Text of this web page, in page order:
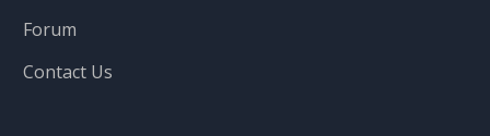
Forum
Contact Us